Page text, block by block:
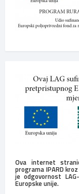
Ova internet
programa IPARD
je odgovornost
Europske unije.